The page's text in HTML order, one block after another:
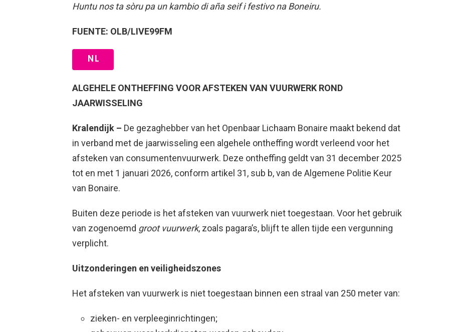
Huntu nos ta sòru pa un kambio di aña seif i festivo na Boneiru.
FUENTE: OLB/LIVE99FM
NL
ALGEHELE ONTHEFFING VOOR AFSTEKEN VAN VUURWERK ROND
JAARWISSELING
Kralendijk – De gezaghebber van het Openbaar Lichaam Bonaire maakt bekend dat
in verband met de jaarwisseling een algehele ontheffing wordt verleend voor het
afsteken van consumentenvuurwerk. Deze ontheffing geldt van 31 december 2025
tot en met 1 januari 2026, conform artikel 31, sub b, van de Algemene Politie Keur
van Bonaire.
Buiten deze periode is het afsteken van vuurwerk niet toegestaan. Voor het gebruik
van zogenoemd groot vuurwerk, zoals pagara’s, blijft te allen tijde een vergunning
verplicht.
Uitzonderingen en veiligheidszones
Het afsteken van vuurwerk is niet toegestaan binnen een straal van 250 meter van:
zieken- en verpleeginrichtingen;